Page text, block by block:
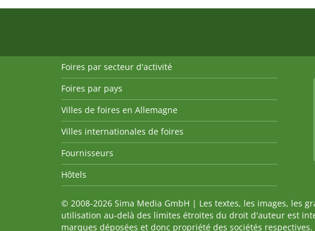
Foires par secteur d'activité
Foires par pays
Villes de foires en Allemagne
Villes internationales de foires
Fournisseurs
Hôtels
© 2008-2026 Sima Media GmbH | Les textes, les images, les
utilisation au-delà des limites étroites du droit d'auteur est
marques déposées et donc propriété des sociétés